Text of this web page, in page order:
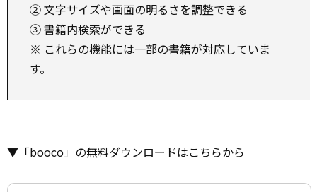
② 文字サイズや画面の明るさを調整できる
③ 書籍内検索ができる
※ これらの機能には一部の書籍が対応していま
す。
▼「booco」の無料ダウンロードはこちらから